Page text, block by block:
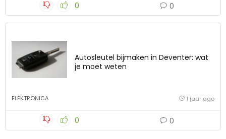
0 0
Autosleutel bijmaken in Deventer: wat
je moet weten
ELEKTRONICA 1 jaar ago
0 0